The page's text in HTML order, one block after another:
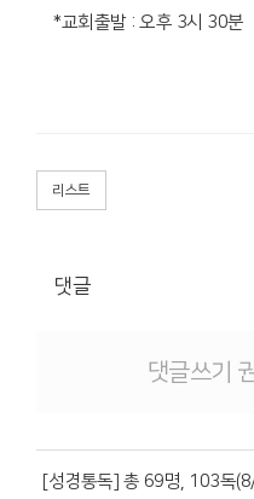
*교회출발 : 오후 3시 30분
리스트
댓글
댓글쓰기
[성경통독] 총 69명, 103독